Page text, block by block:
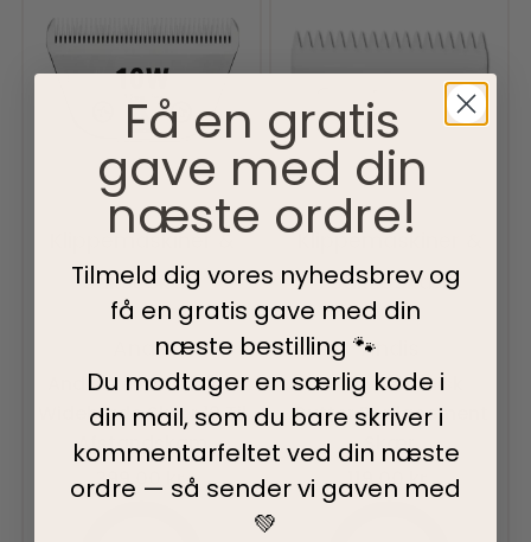
Klippemaskiner &
SakseSkær
ud af 5
Andis
Andis CeramicEdge
Wideblade Skær 10 Til
Afstandskam
399,00
kr.
Klippemaskiner &
SakseSkær
Andis
Andis Keramisk
Cutter Replacement
Skær
119,00kr.
Få en gratis
gave med din
næste ordre!
Tilmeld dig vores nyhedsbrev og
få en gratis gave med din
næste bestilling 🐾
Du modtager en særlig kode i
din mail, som du bare skriver i
kommentarfeltet ved din næste
ordre — så sender vi gaven med
💚